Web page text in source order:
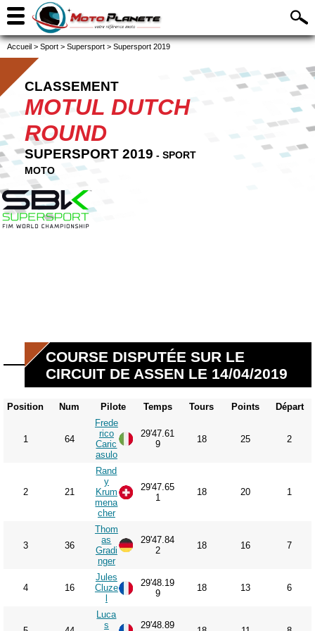
Accueil > Sport > Supersport > Supersport 2019
CLASSEMENT
MOTUL DUTCH
ROUND
SUPERSPORT 2019 - SPORT
MOTO
COURSE DISPUTÉE SUR LE
CIRCUIT DE ASSEN LE 14/04/2019
Position Num Pilote Temps Tours Points Départ
1 64
Frede
rico
Caric
asulo
29'47.61
9
18 25 2
2 21
Rand
y
Krum
mena
cher
29'47.65
1
18 20 1
3 36
Thom
as
Gradi
nger
29'47.84
2
18 16 7
4 16
Jules
Cluze
29'48.19
9
18 13 6
Luca
s
29'48.89